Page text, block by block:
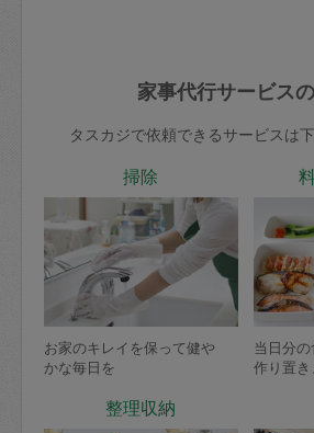
家事代行サービス
タスカジで依頼できるサービスは
掃除
お家のキレイを保って健や
かな毎日を
当日分
作り置
整理収納